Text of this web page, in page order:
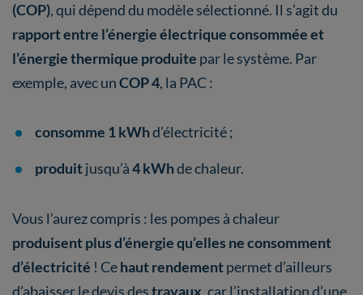
(COP), qui dépend du modèle sélectionné. Il s’agit du
rapport entre l’énergie électrique consommée et
l’énergie thermique produite par le système. Par
exemple, avec unCOP 4, la PAC :
consomme 1 kWhd’électricité ;
produitjusqu’à4 kWhde chaleur.
Vous l’aurez compris : les pompes à chaleur
produisent plus d’énergie qu’elles ne consomment
d’électricité ! Cehaut rendementpermet d’ailleurs
d’abaisser le devis destravaux , car l’installation d’une